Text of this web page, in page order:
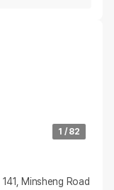
1 / 82
Minsheng Road